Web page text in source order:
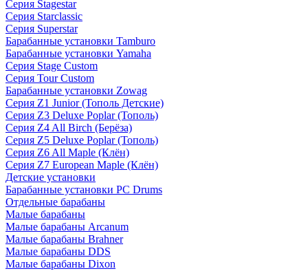
Серия Stagestar
Серия Starclassic
Серия Superstar
Барабанные установки Tamburo
Барабанные установки Yamaha
Серия Stage Custom
Серия Tour Custom
Барабанные установки Zowag
Серия Z1 Junior (Тополь Детские)
Серия Z3 Deluxe Poplar (Тополь)
Серия Z4 All Birch (Берёза)
Серия Z5 Deluxe Poplar (Тополь)
Серия Z6 All Maple (Клён)
Серия Z7 European Maple (Клён)
Детские установки
Барабанные установки PC Drums
Отдельные барабаны
Малые барабаны
Малые барабаны Arcanum
Малые барабаны Brahner
Малые барабаны DDS
Малые барабаны Dixon